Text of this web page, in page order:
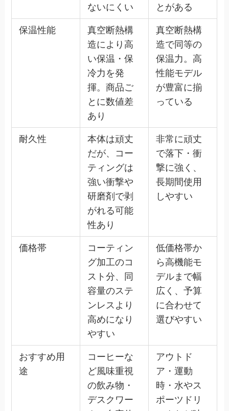
ないにくい
とがある
保温性能
真空断熱構
造により高
い保温・保
冷力を発
揮。商品ご
とに数値差
あり
真空断熱構
造で同等の
保温力。高
性能モデル
が豊富に揃
っている
耐久性
本体は頑丈
だが、コー
ティングは
強い衝撃や
研磨剤で剥
がれる可能
性あり
非常に頑丈
で落下・衝
撃に強く、
長期間使用
しやすい
価格帯
コーティン
グ加工のコ
スト分、同
容量のステ
ンレスより
高めになり
やすい
低価格帯か
ら高機能モ
デルまで幅
広く、予算
に合わせて
選びやすい
おすすめ用
途
コーヒーな
ど風味重視
の飲み物・
デスクワー
アウトド
ア・運動
時・水やス
ポーツドリ